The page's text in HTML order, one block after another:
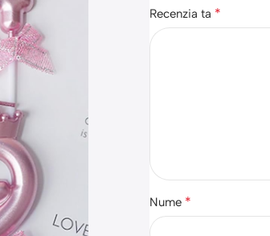
Recenzia ta *
Nume *